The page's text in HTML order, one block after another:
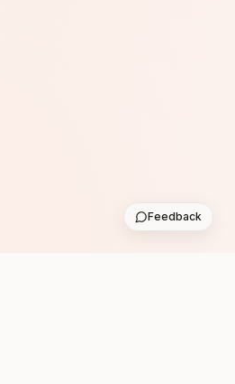
Feedback